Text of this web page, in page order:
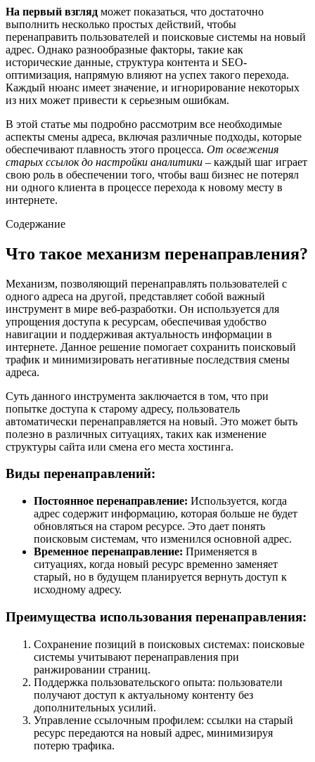
На первый взгляд может показаться, что достаточно
выполнить несколько простых действий, чтобы
перенаправить пользователей и поисковые системы на новый
адрес. Однако разнообразные факторы, такие как
исторические данные, структура контента и SEO-
оптимизация, напрямую влияют на успех такого перехода.
Каждый нюанс имеет значение, и игнорирование некоторых
из них может привести к серьезным ошибкам.
В этой статье мы подробно рассмотрим все необходимые
аспекты смены адреса, включая различные подходы, которые
обеспечивают плавность этого процесса. От освежения
старых ссылок до настройки аналитики – каждый шаг играет
свою роль в обеспечении того, чтобы ваш бизнес не потерял
ни одного клиента в процессе перехода к новому месту в
интернете.
Содержание
Что такое механизм перенаправления?
Механизм, позволяющий перенаправлять пользователей с
одного адреса на другой, представляет собой важный
инструмент в мире веб-разработки. Он используется для
упрощения доступа к ресурсам, обеспечивая удобство
навигации и поддерживая актуальность информации в
интернете. Данное решение помогает сохранить поисковый
трафик и минимизировать негативные последствия смены
адреса.
Суть данного инструмента заключается в том, что при
попытке доступа к старому адресу, пользователь
автоматически перенаправляется на новый. Это может быть
полезно в различных ситуациях, таких как изменение
структуры сайта или смена его места хостинга.
Виды перенаправлений:
Постоянное перенаправление: Используется, когда
адрес содержит информацию, которая больше не будет
обновляться на старом ресурсе. Это дает понять
поисковым системам, что изменился основной адрес.
Временное перенаправление: Применяется в
ситуациях, когда новый ресурс временно заменяет
старый, но в будущем планируется вернуть доступ к
исходному адресу.
Преимущества использования перенаправления:
Сохранение позиций в поисковых системах: поисковые
системы учитывают перенаправления при
ранжировании страниц.
Поддержка пользовательского опыта: пользователи
получают доступ к актуальному контенту без
дополнительных усилий.
Управление ссылочным профилем: ссылки на старый
ресурс передаются на новый адрес, минимизируя
потерю трафика.